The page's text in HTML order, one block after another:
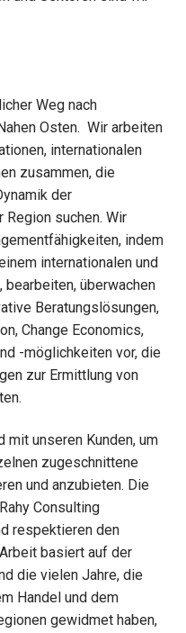
Weg nach
Osten. Wir arbeiten
internationalen
zusammen, die
der
suchen. Wir
indem
internationalen und
überwachen
Beratungslösungen,
Change Economics,
-möglichkeiten vor, die
zur Ermittlung von
unseren Kunden, um
zugeschnittene
und anzubieten. Die
Consulting
respektieren den
basiert auf der
die vielen Jahre, die
Handel und dem
gewidmet haben,